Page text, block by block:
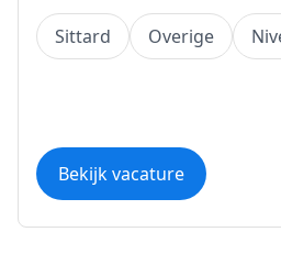
Sittard Overige
Bekijk vacature